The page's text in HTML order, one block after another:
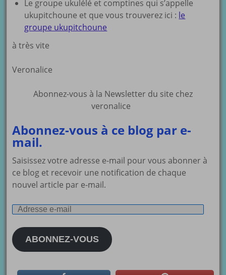
Le groupe ukulélé et comptines qui s’appelle
ukupitchoune et que vous trouverez ici : le
groupe ukupitchoune
à très vite
Veronalice
Abonnez-vous à la Newsletter du site chez
veronalice
Abonnez-vous à ce blog par e-
mail.
Saisissez votre adresse e-mail pour vous abonner à
ce blog et recevoir une notification de chaque
nouvel article par e-mail.
Adresse
mail
ABONNEZ-VOUS